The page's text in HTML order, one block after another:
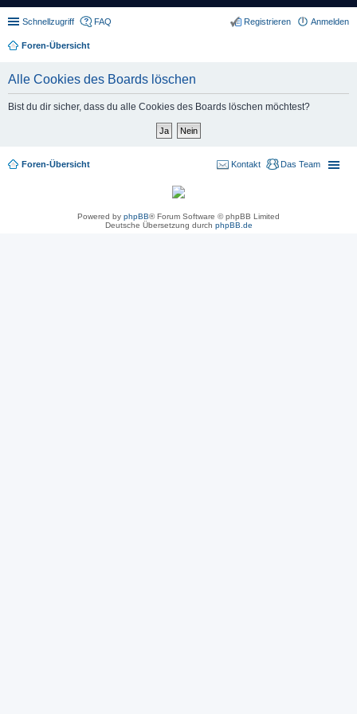
Schnellzugriff FAQ Anmelden
Registrieren
Foren-Übersicht
Alle Cookies des Boards löschen
Bist du dir sicher, dass du alle Cookies des Boards löschen möchtest?
Foren-Übersicht Das Team
Kontakt
Powered by phpBB® Forum Software © phpBB Limited
Deutsche Übersetzung durch phpBB.de